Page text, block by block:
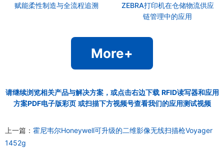
赋能柔性制造与全流程追溯
ZEBRA打印机在仓储物流供应
链管理中的应用
More+
请继续浏览相关产品与解决方案，或点击右边下载 RFID读写器和应用
方案PDF电子版彩页 或扫描下方视频号查看我们的应用测试视频
上一篇： 霍尼韦尔Honeywell可升级的二维影像无线扫描枪Voyager
1452g